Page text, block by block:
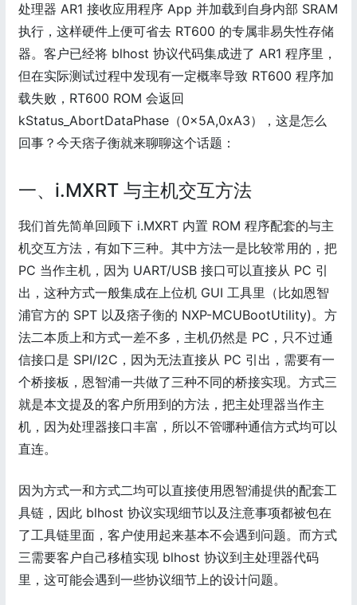
处理器 AR1 接收应用程序 App 并加载到自身内部 SRAM
执行，这样硬件上便可省去 RT600 的专属非易失性存储
器。客户已经将 blhost 协议代码集成进了 AR1 程序里，
但在实际测试过程中发现有一定概率导致 RT600 程序加
载失败，RT600 ROM 会返回
kStatus_AbortDataPhase（0x5A,0xA3），这是怎么
回事？今天痞子衡就来聊聊这个话题：
一、i.MXRT 与主机交互方法
我们首先简单回顾下 i.MXRT 内置 ROM 程序配套的与主
机交互方法，有如下三种。其中方法一是比较常用的，把
PC 当作主机，因为 UART/USB 接口可以直接从 PC 引
出，这种方式一般集成在上位机 GUI 工具里（比如恩智
浦官方的 SPT 以及痞子衡的 NXP-MCUBootUtility)。方
法二本质上和方式一差不多，主机仍然是 PC，只不过通
信接口是 SPI/I2C，因为无法直接从 PC 引出，需要有一
个桥接板，恩智浦一共做了三种不同的桥接实现。方式三
就是本文提及的客户所用到的方法，把主处理器当作主
机，因为处理器接口丰富，所以不管哪种通信方式均可以
直连。
因为方式一和方式二均可以直接使用恩智浦提供的配套工
具链，因此 blhost 协议实现细节以及注意事项都被包在
了工具链里面，客户使用起来基本不会遇到问题。而方式
三需要客户自己移植实现 blhost 协议到主处理器代码
里，这可能会遇到一些协议细节上的设计问题。